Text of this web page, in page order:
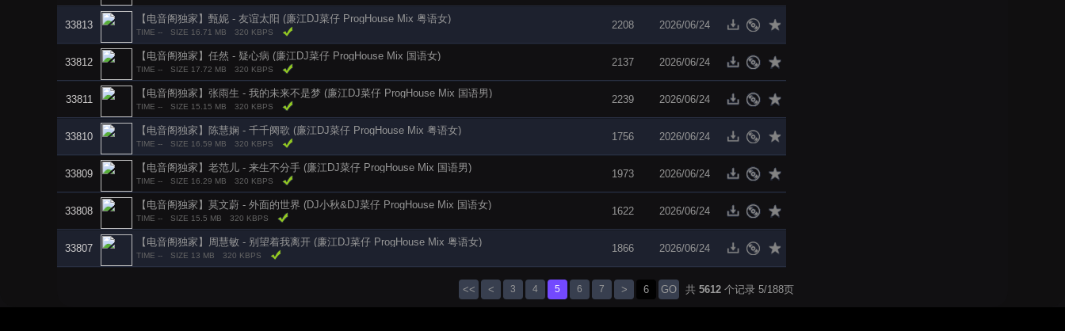
33813
【电音阁独家】甄妮 - 友谊太阳 (廉江DJ菜仔 ProgHouse Mix 粤语女)
TIME -- SIZE 16.71 MB 320 KBPS
2208 2026/06/24
33812
【电音阁独家】任然 - 疑心病 (廉江DJ菜仔 ProgHouse Mix 国语女)
TIME -- SIZE 17.72 MB 320 KBPS
2137 2026/06/24
33811
【电音阁独家】张雨生 - 我的未来不是梦 (廉江DJ菜仔 ProgHouse Mix 国语男)
TIME -- SIZE 15.15 MB 320 KBPS
2239 2026/06/24
33810
【电音阁独家】陈慧娴 - 千千阕歌 (廉江DJ菜仔 ProgHouse Mix 粤语女)
TIME -- SIZE 16.59 MB 320 KBPS
1756 2026/06/24
33809
【电音阁独家】老范儿 - 来生不分手 (廉江DJ菜仔 ProgHouse Mix 国语男)
TIME -- SIZE 16.29 MB 320 KBPS
1973 2026/06/24
33808
【电音阁独家】莫文蔚 - 外面的世界 (DJ小秋&DJ菜仔 ProgHouse Mix 国语女)
TIME -- SIZE 15.5 MB 320 KBPS
1622 2026/06/24
33807
【电音阁独家】周慧敏 - 别望着我离开 (廉江DJ菜仔 ProgHouse Mix 粤语女)
TIME -- SIZE 13 MB 320 KBPS
1866 2026/06/24
<< < 3 4 5 6 7 > GO 共 5612 个记录 5/188页